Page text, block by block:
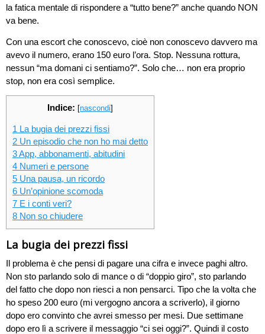
la fatica mentale di rispondere a “tutto bene?” anche quando NON
va bene.
Con una escort che conoscevo, cioè non conoscevo davvero ma
avevo il numero, erano 150 euro l’ora. Stop. Nessuna rottura,
nessun “ma domani ci sentiamo?”. Solo che… non era proprio
stop, non era così semplice.
Indice: [nascondi]
1 La bugia dei prezzi fissi
2 Un episodio che non ho mai detto
3App, abbonamenti, abitudini
4 Numeri e persone
5 Una pausa, un ricordo
6 Un’opinione scomoda
7 E i conti veri?
8 Non so chiudere
La bugia dei prezzi fissi
Il problema è che pensi di pagare una cifra e invece paghi altro.
Non sto parlando solo di mance o di “doppio giro”, sto parlando
del fatto che dopo non riesci a non pensarci. Tipo che la volta che
ho speso 200 euro (mi vergogno ancora a scriverlo), il giorno
dopo ero convinto che avrei smesso per mesi. Due settimane
dopo ero lì a scrivere il messaggio “ci sei oggi?”. Quindi il costo